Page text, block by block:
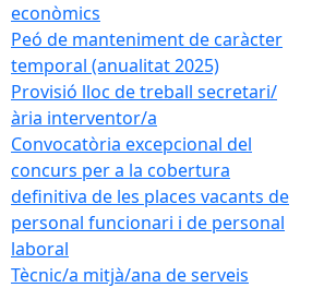
econòmics
Peó de manteniment de caràcter
temporal (anualitat 2025)
Provisió lloc de treball secretari/
ària interventor/a
Convocatòria excepcional del
concurs per a la cobertura
definitiva de les places vacants de
personal funcionari i de personal
laboral
Tècnic/a mitjà/ana de serveis